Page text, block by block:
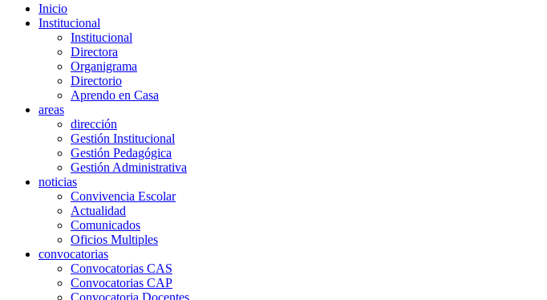
Inicio
Institucional
Institucional
Directora
Organigrama
Directorio
Aprendo en Casa
areas
dirección
Gestión Institucional
Gestión Pedagógica
Gestión Administrativa
noticias
Convivencia Escolar
Actualidad
Comunicados
Oficios Multiples
convocatorias
Convocatorias CAS
Convocatorias CAP
Convocatoria Docentes